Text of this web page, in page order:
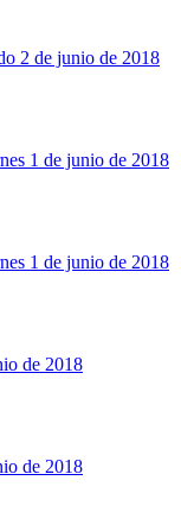
2 de junio de 2018
1 de junio de 2018
1 de junio de 2018
de 2018
de 2018